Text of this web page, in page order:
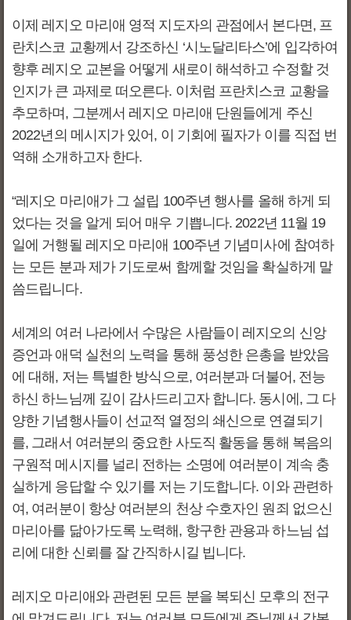
이제 레지오 마리애 영적 지도자의 관점에서 본다면, 프
란치스코 교황께서 강조하신 ‘시노달리타스’에 입각하여
향후 레지오 교본을 어떻게 새로이 해석하고 수정할 것
인지가 큰 과제로 떠오른다. 이처럼 프란치스코 교황을
추모하며, 그분께서 레지오 마리애 단원들에게 주신
2022년의 메시지가 있어, 이 기회에 필자가 이를 직접 번
역해 소개하고자 한다.
“레지오 마리애가 그 설립 100주년 행사를 올해 하게 되
었다는 것을 알게 되어 매우 기쁩니다. 2022년 11월 19
일에 거행될 레지오 마리애 100주년 기념미사에 참여하
는 모든 분과 제가 기도로써 함께할 것임을 확실하게 말
씀드립니다.
세계의 여러 나라에서 수많은 사람들이 레지오의 신앙
증언과 애덕 실천의 노력을 통해 풍성한 은총을 받았음
에 대해, 저는 특별한 방식으로, 여러분과 더불어, 전능
하신 하느님께 깊이 감사드리고자 합니다. 동시에, 그 다
양한 기념행사들이 선교적 열정의 쇄신으로 연결되기
를, 그래서 여러분의 중요한 사도직 활동을 통해 복음의
구원적 메시지를 널리 전하는 소명에 여러분이 계속 충
실하게 응답할 수 있기를 저는 기도합니다. 이와 관련하
여, 여러분이 항상 여러분의 천상 수호자인 원죄 없으신
마리아를 닮아가도록 노력해, 항구한 관용과 하느님 섭
리에 대한 신뢰를 잘 간직하시길 빕니다.
레지오 마리애와 관련된 모든 분을 복되신 모후의 전구